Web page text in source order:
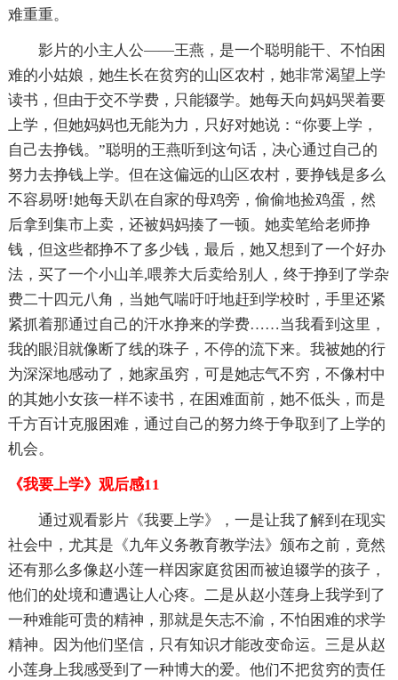
难重重。
影片的小主人公——王燕，是一个聪明能干、不怕困
难的小姑娘，她生长在贫穷的山区农村，她非常渴望上学
读书，但由于交不学费，只能辍学。她每天向妈妈哭着要
上学，但她妈妈也无能为力，只好对她说：“你要上学，
自己去挣钱。”聪明的王燕听到这句话，决心通过自己的
努力去挣钱上学。但在这偏远的山区农村，要挣钱是多么
不容易呀!她每天趴在自家的母鸡旁，偷偷地捡鸡蛋，然
后拿到集市上卖，还被妈妈揍了一顿。她卖笔给老师挣
钱，但这些都挣不了多少钱，最后，她又想到了一个好办
法，买了一个小山羊,喂养大后卖给别人，终于挣到了学杂
费二十四元八角，当她气喘吁吁地赶到学校时，手里还紧
紧抓着那通过自己的汗水挣来的学费……当我看到这里，
我的眼泪就像断了线的珠子，不停的流下来。我被她的行
为深深地感动了，她家虽穷，可是她志气不穷，不像村中
的其她小女孩一样不读书，在困难面前，她不低头，而是
千方百计克服困难，通过自己的努力终于争取到了上学的
机会。
《我要上学》观后感11
通过观看影片《我要上学》，一是让我了解到在现实
社会中，尤其是《九年义务教育教学法》颁布之前，竟然
还有那么多像赵小莲一样因家庭贫困而被迫辍学的孩子，
他们的处境和遭遇让人心疼。二是从赵小莲身上我学到了
一种难能可贵的精神，那就是矢志不渝，不怕困难的求学
精神。因为他们坚信，只有知识才能改变命运。三是从赵
小莲身上我感受到了一种博大的爱。他们不把贫穷的责任